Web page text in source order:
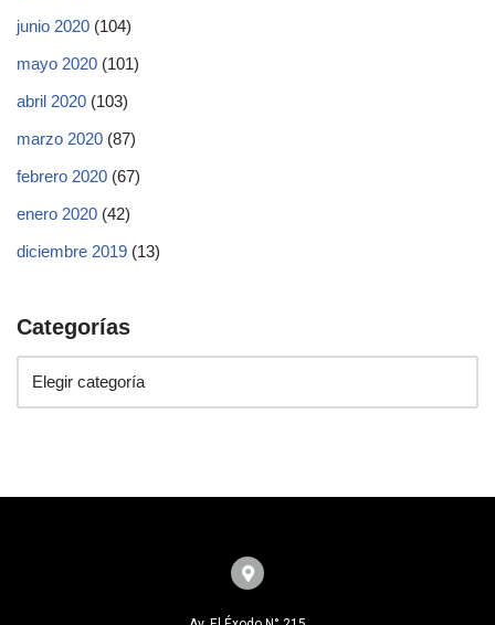
junio 2020 (104)
mayo 2020 (101)
abril 2020 (103)
marzo 2020 (87)
febrero 2020 (67)
enero 2020 (42)
diciembre 2019 (13)
Categorías